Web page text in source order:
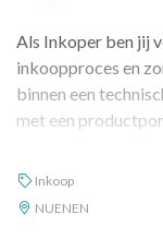
Als Inkoper ben jij
inkoopproces en
binnen een
met een
Inkoop
NUENEN